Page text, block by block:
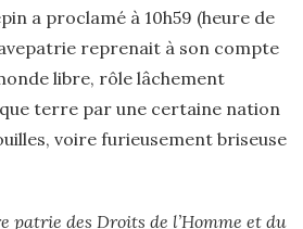
a proclamé à 10h59 (heure de
reprenait à son compte
libre, rôle lâchement
terre par une certaine nation
voire furieusement briseuse
patrie des Droits de l’Homme et du